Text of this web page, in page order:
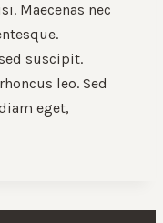
Maecenas nec
suscipit.
leo. Sed
eget,